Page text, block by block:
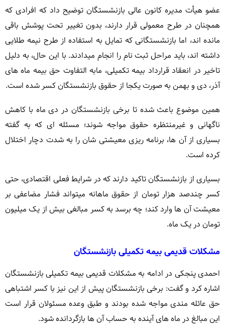
عضو هیأت مدیره کانون عالی بازنشستگان توضیح داد که افرادی که
همچنان در طرح معمولی قرار دارند، بدون تغییر تحت پوشش باقی
مانده اند، اما بازنشستگانی که تمایل به استفاده از طرح نیمه طلایی
داشته اند، باید مراحل ثبت نام را انجام میدادند. با این حال، به دلیل
تاخیر در انعقاد قرارداد بیمه تکمیلی، مابه التفاوت حق بیمه ماه های
آذر، دی و بهمن به صورت یکجا از حقوق بازنشستگان کسر شده است.
همین موضوع باعث شده تا برخی بازنشستگان در دی ماه با کاهش
ناگهانی و غیرمنتظره حقوق مواجه شوند؛ مسئله ای که به گفته
بسیاری از آن ها، برنامه ریزی معیشتی شان را به شدت دچار اختلال
کرده است.
بسیاری از بازنشستگان تاکید دارند که در شرایط فعلی اقتصادی، حتی
کسر چندصد هزار تومان از حقوق ماهانه میتواند فشار مضاعفی بر
معیشت آن ها وارد کند؛ چه برسد به کسر مبالغی بیش از یک میلیون
تومان در یک ماه.
مشکلات قدیمی بیمه تکمیلی بازنشستگان
احمدی پنجکی در ادامه به مشکلات قدیمی بیمه تکمیلی بازنشستگان
اشاره کرد و گفت: برخی بازنشستگان پیش از این نیز با کسر اشتباهی
حق عائله مندی مواجه شده بودند و طبق وعده مسئولان قرار است
این مبالغ در ماه های آینده به حساب آن ها بازگردانده شود.